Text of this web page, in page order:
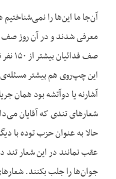
آن‌جا ما این‌ها را
معرفی شدند و در آن روز صف
صف
این چپ‌روی هم بیشتر
آشارنه یا دوآتشه بود همان
شعارهای تندی که آقایان
حالا به عنوان حزب توده با
عقب نمانند در این شعار تند
جوان‌ها را جلب بکنند.